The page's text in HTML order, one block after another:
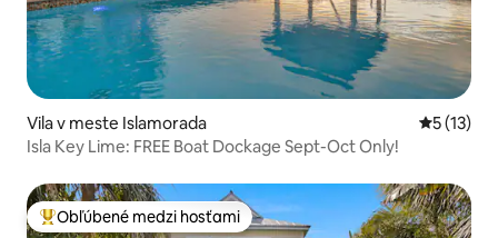
Vila v meste Islamorada
5 (13)
Isla Key Lime: FREE Boat Dockage Sept-Oct Only!
Najobľúbenejšie medzi hosťami
Obľúbené medzi hosťami